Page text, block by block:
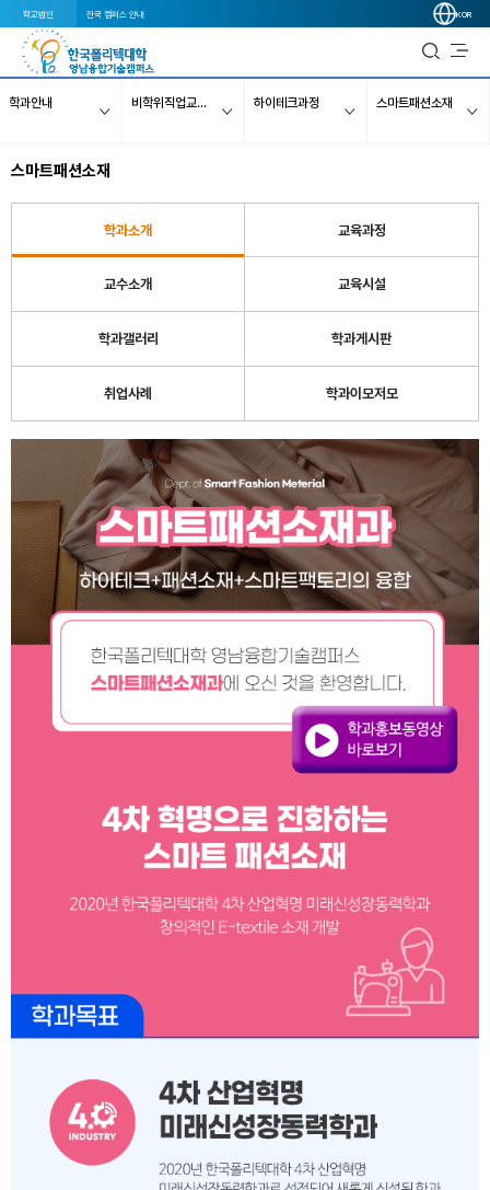
학교법인 전국 캠퍼스 안내 KOR
학과안내 비학위직업교육과정 하이테크과정 스마트패션소재
스마트패션소재
학과소개 교육과정
교수소개 교육시설
학과갤러리 학과게시판
취업사례 학과이모저모